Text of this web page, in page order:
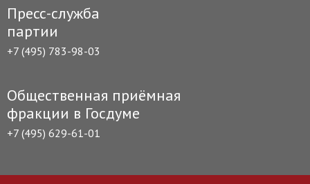
Пресс-служба
партии
+7 (495) 783-98-03
Общественная приёмная
фракции в Госдуме
+7 (495) 629-61-01